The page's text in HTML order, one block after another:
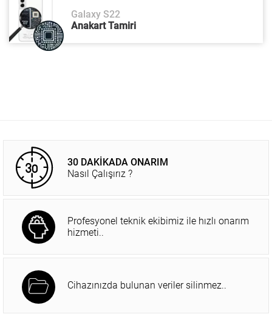
Galaxy S22
Anakart Tamiri
30 DAKİKADA ONARIM
Nasıl Çalışırız ?
Profesyonel teknik ekibimiz ile hızlı onarım
hizmeti..
Cihazınızda bulunan veriler silinmez..